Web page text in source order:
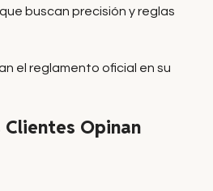
buscan precisión y reglas
el reglamento oficial en su
Opinan